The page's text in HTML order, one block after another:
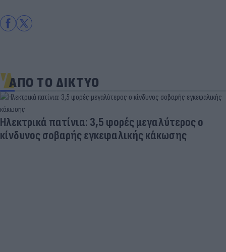
ΑΠΟ ΤΟ ΔΙΚΤΥΟ
Ηλεκτρικά πατίνια: 3,5 φορές μεγαλύτερος ο
κίνδυνος σοβαρής εγκεφαλικής κάκωσης